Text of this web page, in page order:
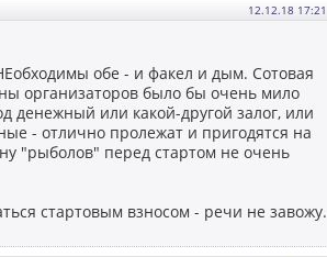
12.12.18 17:21
обе - и факел и дым. Сотовая
организаторов было бы очень мило
денежный или какой-другой залог, или
- отлично пролежат и пригодятся на
"рыболов" перед стартом не очень
стартовым взносом - речи не завожу.